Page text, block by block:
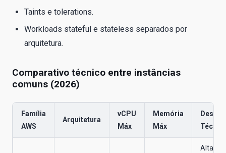
Taints e tolerations.
Workloads stateful e stateless separados por
arquitetura.
Comparativo técnico entre instâncias
comuns (2026)
Família
AWS
Arquitetura
vCPU
Máx
Memória
Máx
Alta